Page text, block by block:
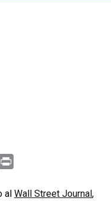
i
al Wall Street Journal ,